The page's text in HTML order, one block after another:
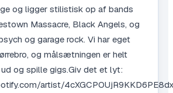
og ligger stilistisk op af bands
Massacre, Black Angels, og
og garage rock. Vi har eget
og målsætningen er helt
og spille gigs.Giv det et lyt:
artist/